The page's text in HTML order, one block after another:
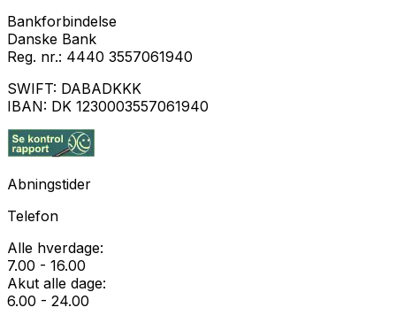
Bankforbindelse
Danske Bank
Reg. nr.: 4440 3557061940
SWIFT: DABADKKK
IBAN: DK 1230003557061940
Abningstider
Telefon
Alle hverdage:
7.00 - 16.00
Akut alle dage:
6.00 - 24.00